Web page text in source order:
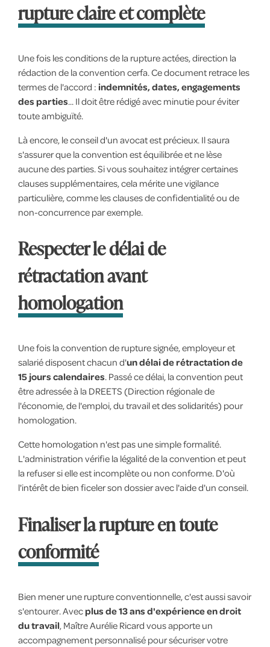
rupture claire et complète
Une fois les conditions de la rupture actées, direction la
rédaction de la convention cerfa. Ce document retrace les
termes de l'accord : indemnités, dates, engagements
des parties... Il doit être rédigé avec minutie pour éviter
toute ambiguïté.
Là encore, le conseil d'un avocat est précieux. Il saura
s'assurer que la convention est équilibrée et ne lèse
aucune des parties. Si vous souhaitez intégrer certaines
clauses supplémentaires, cela mérite une vigilance
particulière, comme les clauses de confidentialité ou de
non-concurrence par exemple.
Respecter le délai de
rétractation avant
homologation
Une fois la convention de rupture signée, employeur et
salarié disposent chacun d'un délai de rétractation de
15 jours calendaires. Passé ce délai, la convention peut
être adressée à la DREETS (Direction régionale de
l'économie, de l'emploi, du travail et des solidarités) pour
homologation.
Cette homologation n'est pas une simple formalité.
L'administration vérifie la légalité de la convention et peut
la refuser si elle est incomplète ou non conforme. D'où
l'intérêt de bien ficeler son dossier avec l'aide d'un conseil.
Finaliser la rupture en toute
conformité
Bien mener une rupture conventionnelle, c'est aussi savoir
s'entourer. Avecplus de 13 ans d'expérience en droit
du travail, Maître Aurélie Ricard vous apporte un
accompagnement personnalisé pour sécuriser votre